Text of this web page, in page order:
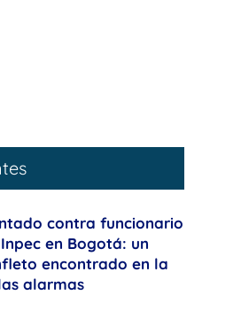
contra funcionario
en Bogotá: un
encontrado en la
alarmas